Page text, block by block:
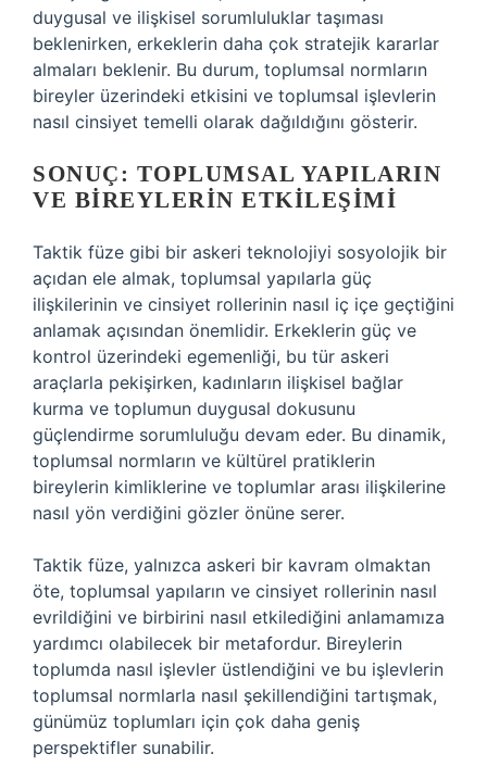
duygusal ve ilişkisel sorumluluklar taşıması
beklenirken, erkeklerin daha çok stratejik kararlar
almaları beklenir. Bu durum, toplumsal normların
bireyler üzerindeki etkisini ve toplumsal işlevlerin
nasıl cinsiyet temelli olarak dağıldığını gösterir.
SONUÇ: TOPLUMSAL YAPILARIN
VE BIREYLERIN ETKILEŞIMI
Taktik füze gibi bir askeri teknolojiyi sosyolojik bir
açıdan ele almak, toplumsal yapılarla güç
ilişkilerinin ve cinsiyet rollerinin nasıl iç içe geçtiğini
anlamak açısından önemlidir. Erkeklerin güç ve
kontrol üzerindeki egemenliği, bu tür askeri
araçlarla pekişirken, kadınların ilişkisel bağlar
kurma ve toplumun duygusal dokusunu
güçlendirme sorumluluğu devam eder. Bu dinamik,
toplumsal normların ve kültürel pratiklerin
bireylerin kimliklerine ve toplumlar arası ilişkilerine
nasıl yön verdiğini gözler önüne serer.
Taktik füze, yalnızca askeri bir kavram olmaktan
öte, toplumsal yapıların ve cinsiyet rollerinin nasıl
evrildiğini ve birbirini nasıl etkilediğini anlamamıza
yardımcı olabilecek bir metafordur. Bireylerin
toplumda nasıl işlevler üstlendiğini ve bu işlevlerin
toplumsal normlarla nasıl şekillendiğini tartışmak,
günümüz toplumları için çok daha geniş
perspektifler sunabilir.